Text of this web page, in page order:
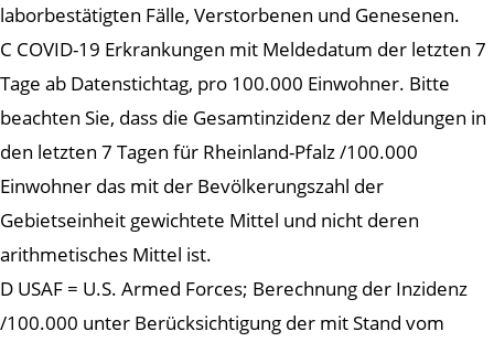
laborbestätigten Fälle, Verstorbenen und Genesenen.
C COVID-19 Erkrankungen mit Meldedatum der letzten 7
Tage ab Datenstichtag, pro 100.000 Einwohner. Bitte
beachten Sie, dass die Gesamtinzidenz der Meldungen in
den letzten 7 Tagen für Rheinland-Pfalz /100.000
Einwohner das mit der Bevölkerungszahl der
Gebietseinheit gewichtete Mittel und nicht deren
arithmetisches Mittel ist.
D USAF = U.S. Armed Forces; Berechnung der Inzidenz
/100.000 unter Berücksichtigung der mit Stand vom